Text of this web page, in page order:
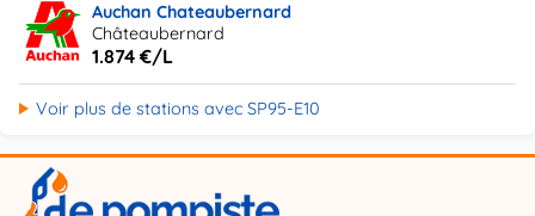
Auchan Chateaubernard
Châteaubernard
1.874 €/L
Voir plus de stations avec SP95-E10